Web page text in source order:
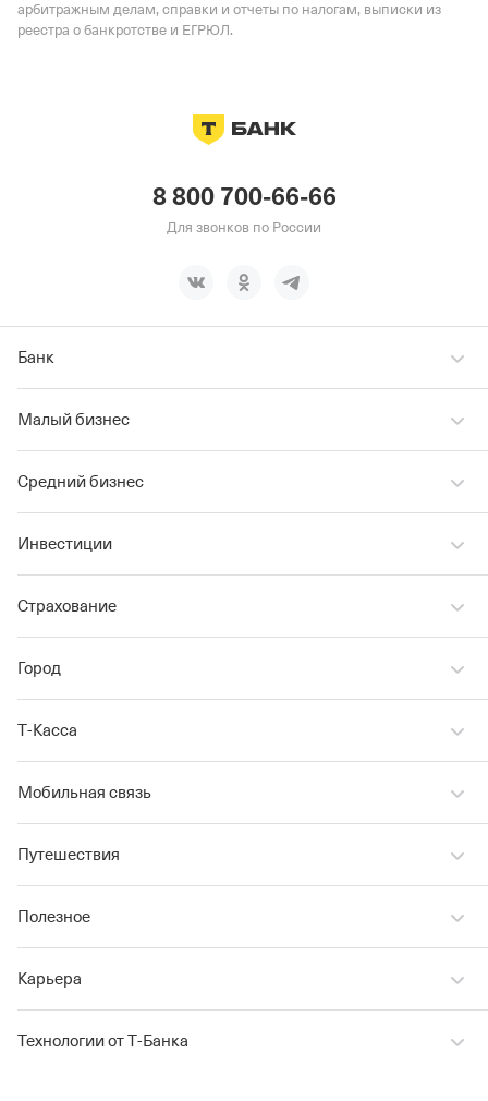
арбитражным делам, справки и отчеты по налогам, выписки из
реестра о банкротстве и ЕГРЮЛ.
8 800 700-66-66
Для звонков по России
Банк
Малый бизнес
Средний бизнес
Инвестиции
Страхование
Город
Т‑Касса
Мобильная связь
Путешествия
Полезное
Карьера
Технологии от Т‑Банка